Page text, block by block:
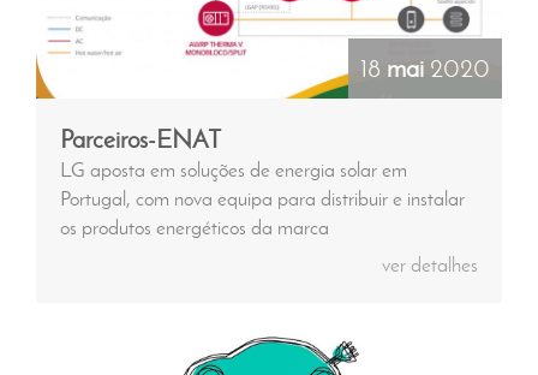
18 mai 2020
Parceiros-ENAT
LG aposta em soluções de energia solar em
Portugal, com nova equipa para distribuir e instalar
os produtos energéticos da marca
ver detalhes